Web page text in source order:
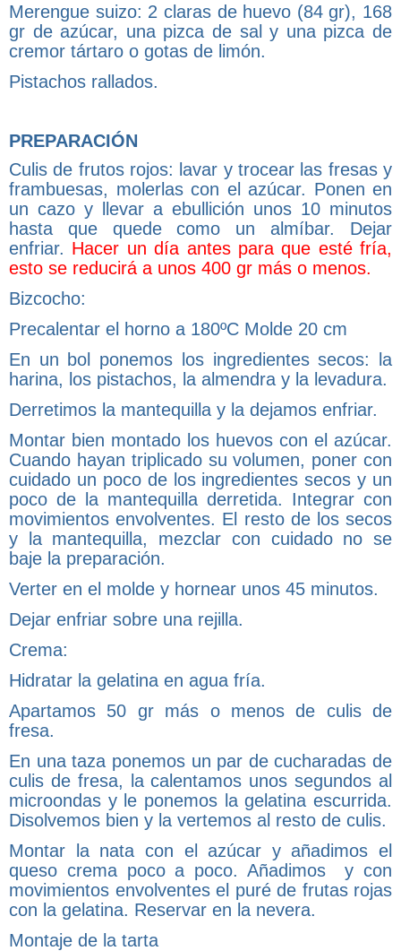
Merengue suizo: 2 claras de huevo (84 gr), 168
gr de azúcar, una pizca de sal y una pizca de
cremor tártaro o gotas de limón.
Pistachos rallados.
PREPARACIÓN
Culis de frutos rojos: lavar y trocear las fresas y
frambuesas, molerlas con el azúcar. Ponen en
un cazo y llevar a ebullición unos 10 minutos
hasta que quede como un almíbar. Dejar
enfriar. Hacer un día antes para que esté fría,
esto se reducirá a unos 400 gr más o menos.
Bizcocho:
Precalentar el horno a 180ºC Molde 20 cm
En un bol ponemos los ingredientes secos: la
harina, los pistachos, la almendra y la levadura.
Derretimos la mantequilla y la dejamos enfriar.
Montar bien montado los huevos con el azúcar.
Cuando hayan triplicado su volumen, poner con
cuidado un poco de los ingredientes secos y un
poco de la mantequilla derretida. Integrar con
movimientos envolventes. El resto de los secos
y la mantequilla, mezclar con cuidado no se
baje la preparación.
Verter en el molde y hornear unos 45 minutos.
Dejar enfriar sobre una rejilla.
Crema:
Hidratar la gelatina en agua fría.
Apartamos 50 gr más o menos de culis de
fresa.
En una taza ponemos un par de cucharadas de
culis de fresa, la calentamos unos segundos al
microondas y le ponemos la gelatina escurrida.
Disolvemos bien y la vertemos al resto de culis.
Montar la nata con el azúcar y añadimos el
queso crema poco a poco. Añadimos y con
movimientos envolventes el puré de frutas rojas
con la gelatina. Reservar en la nevera.
Montaje de la tarta